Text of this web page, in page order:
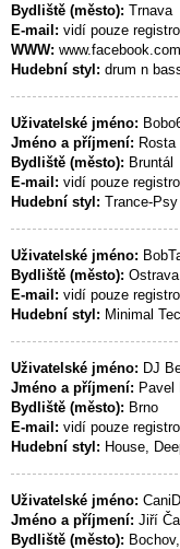
Bydliště (město): Trnava
E-mail: vidí pouze
WWW:
Hudební styl: drum n
Uživatelské jméno:
Jméno a příjmení: Rosta
Bydliště (město): Bruntál
E-mail: vidí pouze
Hudební styl: Trance-
Uživatelské jméno:
Bydliště (město): Ostrava
E-mail: vidí pouze
Hudební styl: Minimal
Uživatelské jméno: DJ
Jméno a příjmení: Pavel
Bydliště (město): Brno
E-mail: vidí pouze
Hudební styl: House,
Uživatelské jméno:
Jméno a příjmení: Jiří
Bydliště (město):